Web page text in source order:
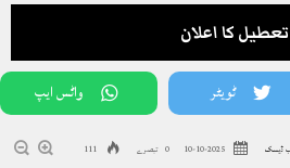
ٹویٹر واٹس ایپ
ڈیسک 2025-10-10 0 تبصرے